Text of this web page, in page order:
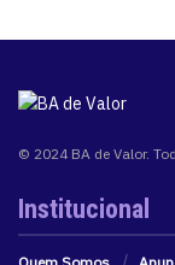
© 2024 BA de Valor.
Institucional
Quem Somos